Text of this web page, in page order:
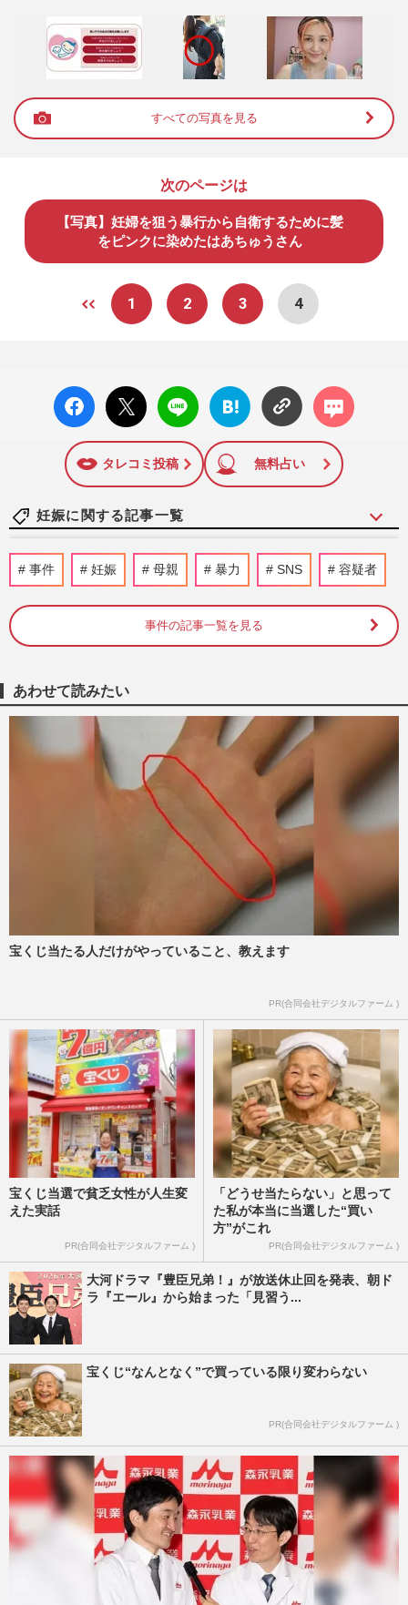
すべての写真を見る
次のページは
【写真】妊婦を狙う暴行から自衛するために髪
をピンクに染めたはあちゅうさん
1 2 3 4
facebo
ok い
X ポス
ト
LINE
はてな
ブック
に追加
コメン
ト
タレコミ投稿 無料占い
妊娠に関する記事一覧
元TBSアナウンサー・田中みな実、妊娠発
表後初の公の場に「背中パックリ大胆ドレ
週刊女性PRIME 2026/8/6
姿”に「今何カ月?」の声… 〈X削除騒動か
ら半年〉で夫・Hiroと見せ…
週刊女性PRIME
『BE:FIRST』三山凌輝&趣里、結婚と妊
娠を同時報告も「両親はじめ…」異例コメ
ントで強調する家族の“円満…
『週刊女性』編集部
ドジャース・大谷翔平、ゆうちょ銀行のア
ンバサダー就任で“賞”を新設！本人も「選
定に携わる」子どもたち…
週刊女性2026年8月11日号
ドジャース大谷翔平「野球選手として、あ
『セイコーウオッチ』から贈…
週刊女性2026年7月28日・8月4日号 2026/7/16
事件 妊娠 母親 暴力 SNS 容疑者
事件の記事一覧を見る
あわせて読みたい
宝くじ当たる人だけがやっていること、教えます
PR(合同会社デジタルファーム )
宝くじ当選で貧乏女性が人生変
えた実話
PR(合同会社デジタルファーム )
「どうせ当たらない」と思って
た私が本当に当選した“買い
方”がこれ
PR(合同会社デジタルファーム )
大河ドラマ『豊臣兄弟！』が放送休止回を発表、朝ド
ラ『エール』から始まった「見習う...
宝くじ“なんとなく”で買っている限り変わらない
PR(合同会社デジタルファーム )